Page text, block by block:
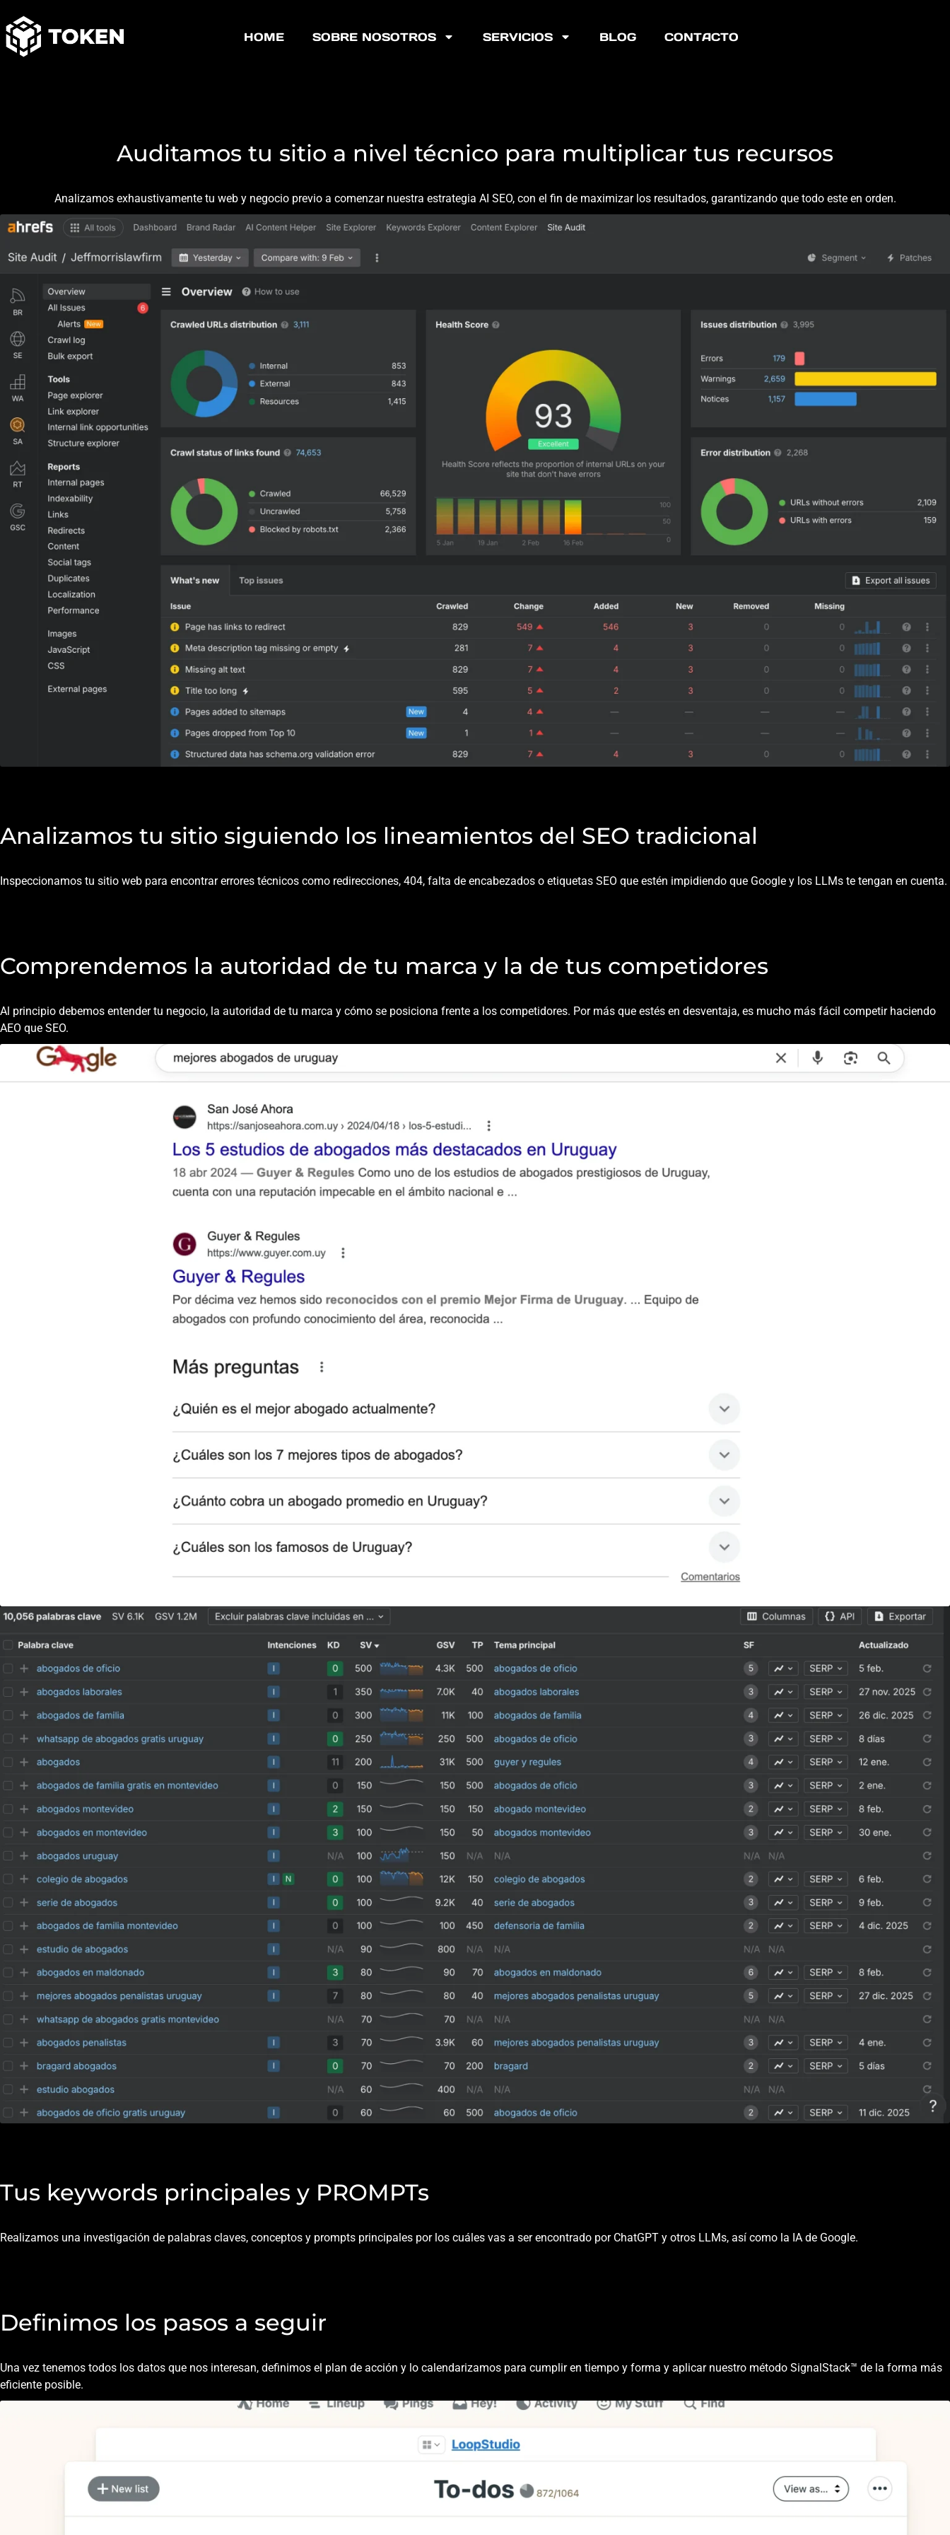
HOME SOBRE NOSOTROS SERVICIOS BLOG CONTACTO
Auditamos tu sitio a nivel técnico para multiplicar tus recursos
Analizamos exhaustivamente tu web y negocio previo a comenzar nuestra estrategia AI SEO, con el fin de maximizar los resultados, garantizando que todo este en orden.
Analizamos tu sitio siguiendo los lineamientos del SEO tradicional
Inspeccionamos tu sitio web para encontrar errores técnicos como redirecciones, 404, falta de encabezados o etiquetas SEO que estén impidiendo que Google y los LLMs te tengan en cuenta.
Comprendemos la autoridad de tu marca y la de tus competidores
Al principio debemos entender tu negocio, la autoridad de tu marca y cómo se posiciona frente a los competidores. Por más que estés en desventaja, es mucho más fácil competir haciendo
AEO que SEO.
Tus keywords principales y PROMPTs
Realizamos una investigación de palabras claves, conceptos y prompts principales por los cuáles vas a ser encontrado por ChatGPT y otros LLMs, así como la IA de Google.
Definimos los pasos a seguir
Una vez tenemos todos los datos que nos interesan, definimos el plan de acción y lo calendarizamos para cumplir en tiempo y forma y aplicar nuestro método SignalStack™ de la forma más
eficiente posible.